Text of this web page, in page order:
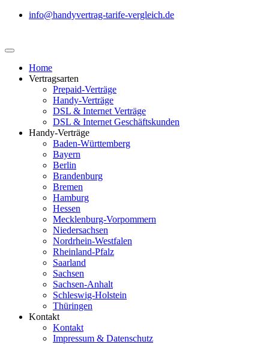
info@handyvertrag-tarife-vergleich.de
Home
Vertragsarten
Prepaid-Verträge
Handy-Verträge
DSL & Internet Verträge
DSL & Internet Geschäftskunden
Handy-Verträge
Baden-Württemberg
Bayern
Berlin
Brandenburg
Bremen
Hamburg
Hessen
Mecklenburg-Vorpommern
Niedersachsen
Nordrhein-Westfalen
Rheinland-Pfalz
Saarland
Sachsen
Sachsen-Anhalt
Schleswig-Holstein
Thüringen
Kontakt
Kontakt
Impressum & Datenschutz